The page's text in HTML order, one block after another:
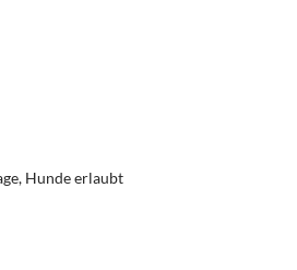
Hunde erlaubt